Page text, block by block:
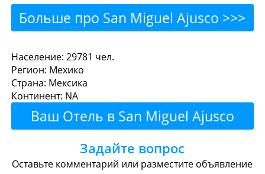
Больше про San Miguel Ajusco >>>
San Miguel Ajusco - Где
поесть или перекусить?
Рестораны Кафе Бары
Пиво
Булочные
Супермаркеты
Торговые Центры
Население: 29781 чел.
Регион: Мехико
Страна: Мексика
Континент: NA
Ваш Отель в San Miguel Ajusco
Здесь!
Задайте вопрос
Оставьте комментарий или разместите объявление